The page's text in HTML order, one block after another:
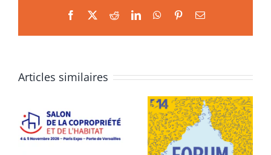
Facebook RedditLinkedInWhatsApp
PinterestEmail
Articles similaires